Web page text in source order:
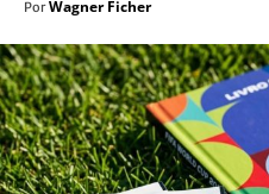
Por Wagner Ficher